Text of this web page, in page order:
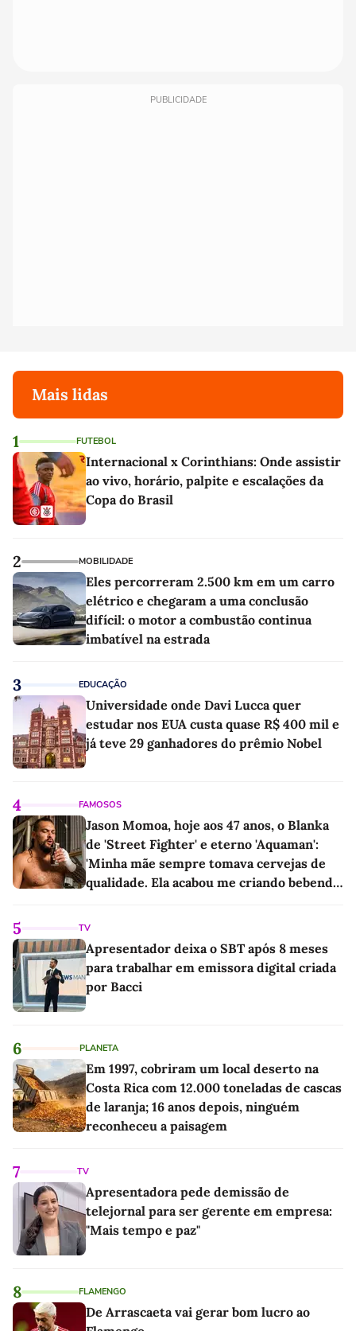
PUBLICIDADE
Mais lidas
1 FUTEBOL
Internacional x Corinthians: Onde assistir
ao vivo, horário, palpite e escalações da
Copa do Brasil
2 MOBILIDADE
Eles percorreram 2.500 km em um carro
elétrico e chegaram a uma conclusão
difícil: o motor a combustão continua
imbatível na estrada
3 EDUCAÇÃO
Universidade onde Davi Lucca quer
estudar nos EUA custa quase R$ 400 mil e
já teve 29 ganhadores do prêmio Nobel
4 FAMOSOS
Jason Momoa, hoje aos 47 anos, o Blanka
de 'Street Fighter' e eterno 'Aquaman':
'Minha mãe sempre tomava cervejas de
qualidade. Ela acabou me criando bebendo
5 TV
Apresentador deixa o SBT após 8 meses
para trabalhar em emissora digital criada
por Bacci
6 PLANETA
Em 1997, cobriram um local deserto na
Costa Rica com 12.000 toneladas de cascas
de laranja; 16 anos depois, ninguém
reconheceu a paisagem
7 TV
Apresentadora pede demissão de
telejornal para ser gerente em empresa:
"Mais tempo e paz"
8 FLAMENGO
De Arrascaeta vai gerar bom lucro ao